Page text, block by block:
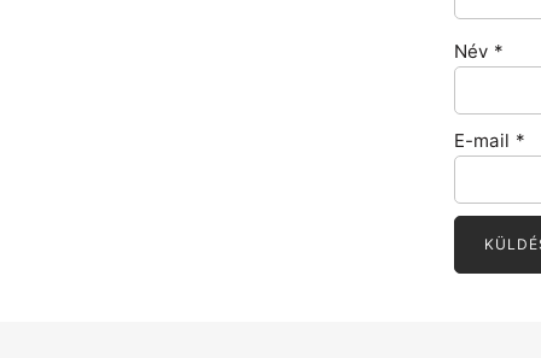
Név *
E-mail *